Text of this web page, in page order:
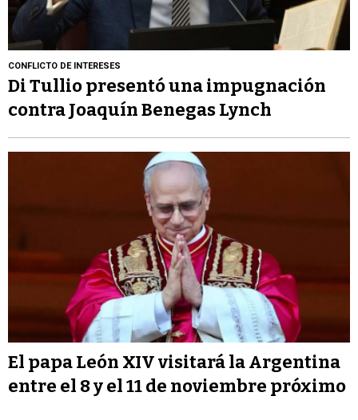
CONFLICTO DE INTERESES
Di Tullio presentó una impugnación
contra Joaquín Benegas Lynch
El papa León XIV visitará la Argentina
entre el 8 y el 11 de noviembre próximo